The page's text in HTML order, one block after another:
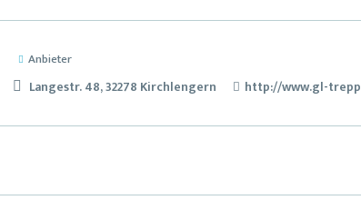
Anbieter
Langestr. 48, 32278 Kirchlengern http://www.gl-